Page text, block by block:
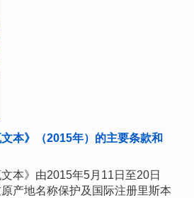
文本》（2015年）的主要条款和
文本》由2015年5月11日至20日
产地名称保护及国际注册里斯本